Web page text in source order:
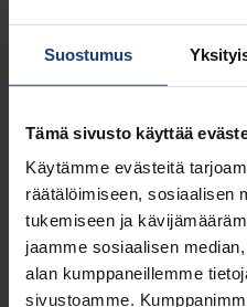
Suostumus
Tämä sivusto käyttää
Käytämme evästeitä
räätälöimiseen, sosiaalisen
tukemiseen ja
jaamme sosiaalisen
alan kumppaneillemme
sivustoamme.
maaliskuu, 2021
marraskuu, 20201
lokakuu, 2020
kesäkuu, 2020
toukokuu, 2020 2
huhtikuu, 20203
helmikuu, 20201
tammikuu, 20202